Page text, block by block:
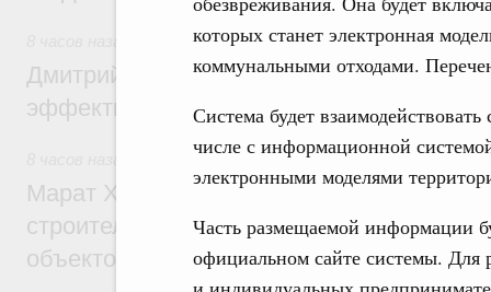
которых станет электронная
коммунальными отходами.
Система будет
числе с информационной
электронными моделями
Часть размещаемой информации
официальном сайте системы.
Развитие сельских территорий
Дмитрий Патрушев: Синхронизация
эффективность поддержки сельских
Экономика городов. Городская среда
Марат Хуснуллин: «Единый заказчик»
строительство и реконструкцию более
объектов